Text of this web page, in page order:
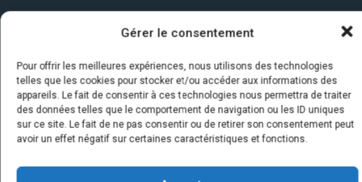
Gérer le consentement
Pour offrir les meilleures expériences, nous utilisons des technologies
telles que les cookies pour stocker et/ou accéder aux informations des
appareils. Le fait de consentir à ces technologies nous permettra de traiter
des données telles que le comportement de navigation ou les ID uniques
sur ce site. Le fait de ne pas consentir ou de retirer son consentement peut
avoir un effet négatif sur certaines caractéristiques et fonctions.